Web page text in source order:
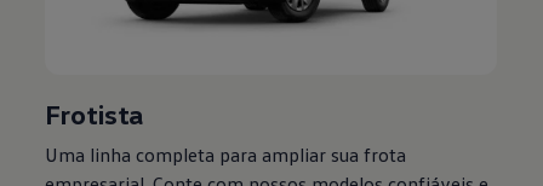
Frotista
Uma linha completa para ampliar sua frota